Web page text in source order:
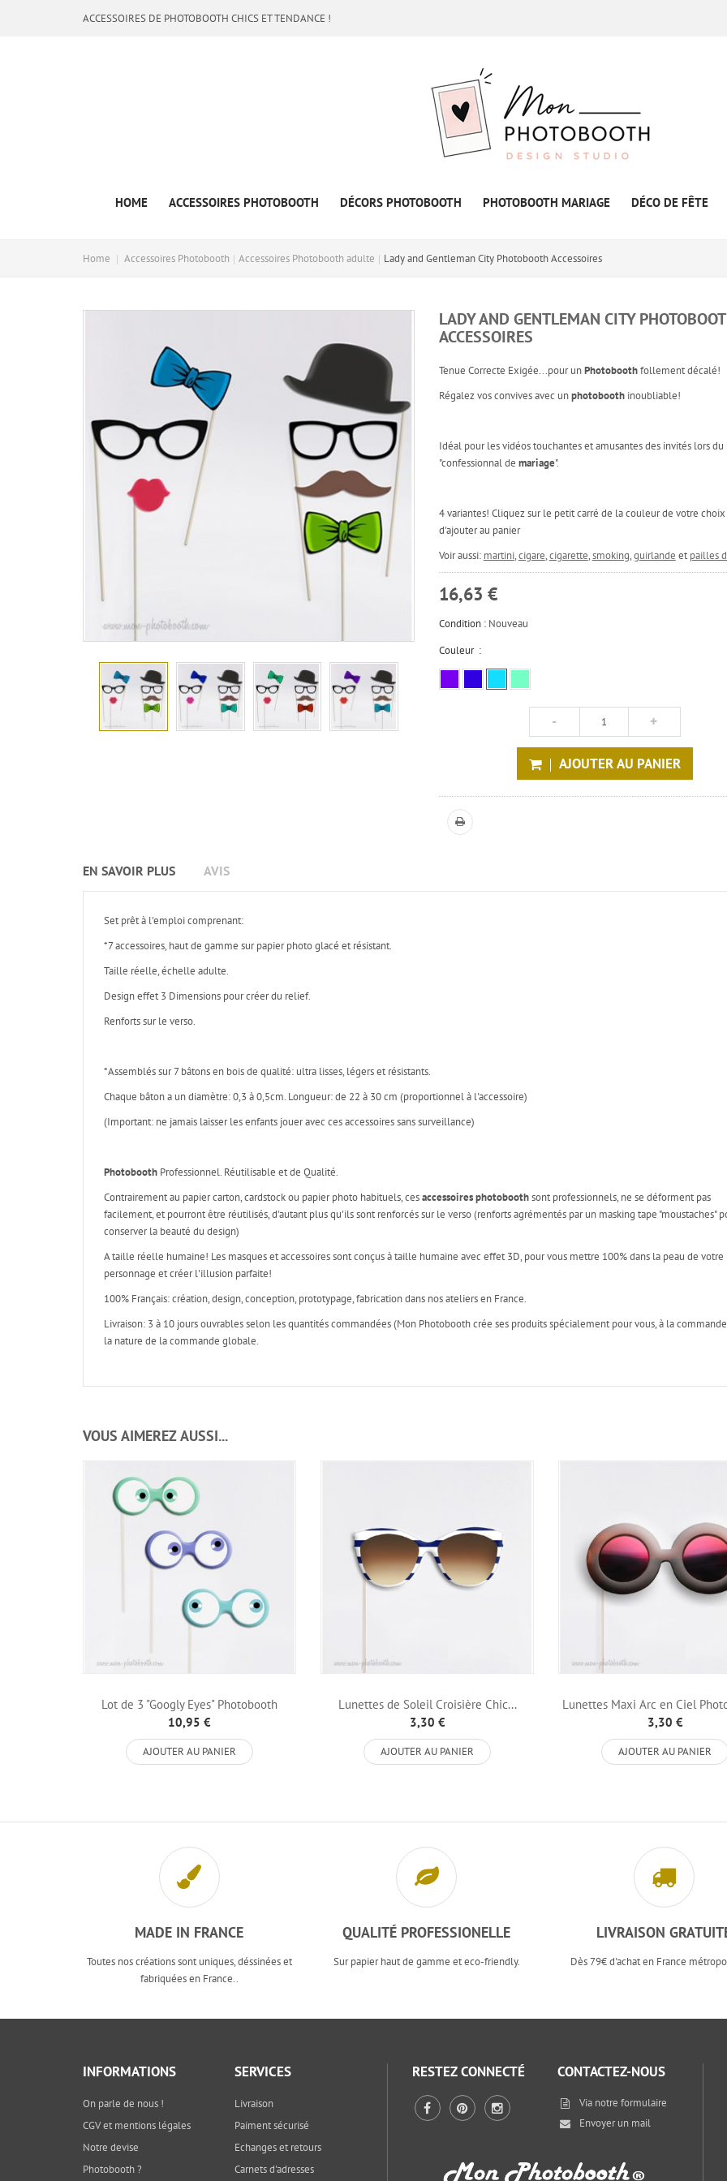
ACCESSOIRES DE PHOTOBOOTH CHICS ET TENDANCE !
HOME ACCESSOIRES PHOTOBOOTH DÉCORS PHOTOBOOTH PHOTOBOOTH MARIAGE DÉCO DE FÊTE
Home Accessoires Photobooth Accessoires Photobooth adulte Lady and Gentleman City Photobooth Accessoires
LADY AND GENTLEMAN CITY
ACCESSOIRES
Tenue Correcte Exigée...pour unPhotoboothfollement décalé!
Régalez vos convives avec unphotoboothinoubliable!
Idéal pour les vidéos touchantes et amusantes des invités lors du
"confessionnal de mariage".
4 variantes! Cliquez sur le petit carré de la couleur de votre choix
d'ajouter au panier
Voir aussi: martini,cigare,cigarette,smoking,guirlande etpailles
16,63 €
Condition : Nouveau
Couleur :
AJOUTER AU PANIER
EN SAVOIR PLUS AVIS
Set prêt à l'emploi comprenant:
*7 accessoires, haut de gamme sur papier photo glacé et résistant.
Taille réelle, échelle adulte.
Design effet 3 Dimensions pour créer du relief.
Renforts sur le verso.
*Assemblés sur 7 bâtons en bois de qualité: ultra lisses, légers et résistants.
Chaque bâton a un diamètre: 0,3 à 0,5cm. Longueur: de 22 à 30 cm (proportionnel à l'accessoire)
(Important: ne jamais laisser les enfants jouer avec ces accessoires sans surveillance)
Photobooth Professionnel. Réutilisable et de Qualité.
Contrairement au papier carton, cardstock ou papier photo habituels, cesaccessoires photoboothsont professionnels, ne se déforment pas
facilement, et pourront être réutilisés, d'autant plus qu'ils sont renforcés sur le verso (renforts agrémentés par un masking tape "moustaches"
conserver la beauté du design)
A taille réelle humaine! Les masques et accessoires sont conçus à taille humaine avec effet 3D, pour vous mettre 100% dans la peau de votre
personnage et créer l'illusion parfaite!
100% Français: création, design, conception, prototypage, fabrication dans nos ateliers en France.
Livraison: 3 à 10 jours ouvrables selon les quantités commandées (Mon Photobooth crée ses produits spécialement pour vous, à la
la nature de la commande globale.
VOUS AIMEREZ AUSSI...
Lot de 3 "Googly Eyes" Photobooth
Accessoires
10,95 €
AJOUTER AU PANIER
Lunettes de Soleil Croisière Chic...
3,30 €
AJOUTER AU PANIER
Lunettes Maxi Arc en Ciel
3,30 €
AJOUTER AU PANIER
MADE IN FRANCE
Toutes nos créations sont uniques, déssinées et
fabriquées en France..
QUALITÉ PROFESSIONELLE
Sur papier haut de gamme et eco-friendly.
LIVRAISON
Dès 79€ d'achat en France
INFORMATIONS
On parle de nous !
CGV et mentions légales
Notre devise
Photobooth ?
SERVICES
Livraison
Paiment sécurisé
Echanges et retours
Carnets d'adresses
RESTEZ CONNECTÉ CONTACTEZ-NOUS
Via notre formulaire
Envoyer un mail